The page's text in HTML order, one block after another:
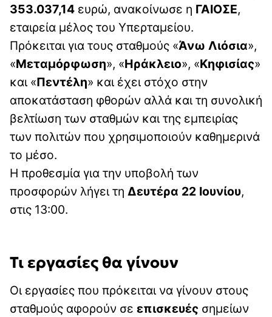
353.037,14 ευρώ, ανακοίνωσε η ΓΑΙΟΣΕ,
εταιρεία μέλος του Υπερταμείου.
Πρόκειται για τους σταθμούς «Άνω Λιόσια»,
«Μεταμόρφωση», «Ηράκλειο», «Κηφισίας»
και «Πεντέλη» και έχει στόχο στην
αποκατάσταση φθορών αλλά και τη συνολική
βελτίωση των σταθμών και της εμπειρίας
των πολιτών που χρησιμοποιούν καθημερινά
το μέσο.
Η προθεσμία για την υποβολή των
προσφορών λήγει τη Δευτέρα 22 Ιουνίου,
στις 13:00.
Τι εργασίες θα γίνουν
Οι εργασίες που πρόκειται να γίνουν στους
σταθμούς αφορούν σε επισκευές σημείων